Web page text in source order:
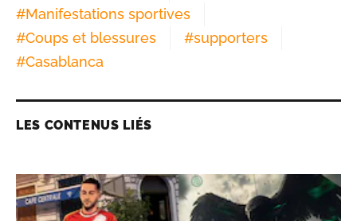
#Manifestations sportives
#Coups et blessures #supporters
#Casablanca
LES CONTENUS LIÉS